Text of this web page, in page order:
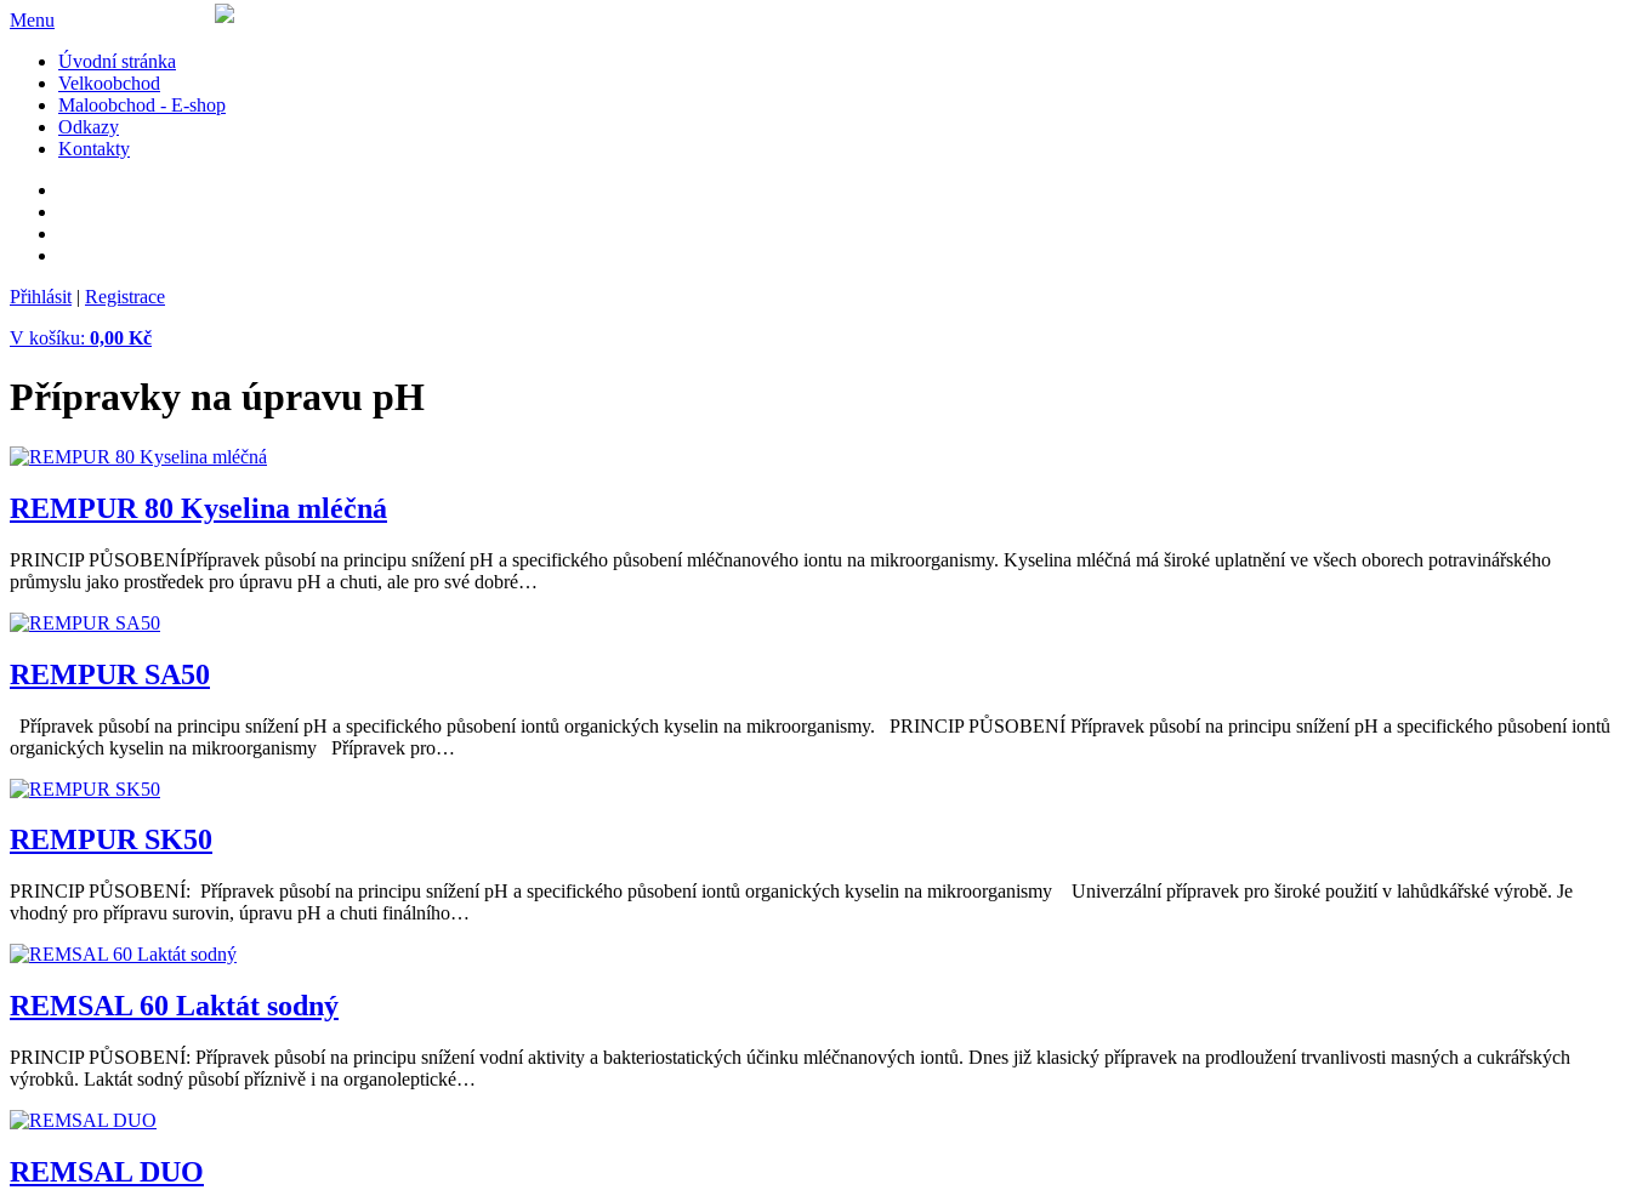
Menu
Úvodní stránka
Velkoobchod
Maloobchod - E-shop
Odkazy
Kontakty
Přihlásit | Registrace
V košíku: 0,00 Kč
Přípravky na úpravu pH
REMPUR 80 Kyselina mléčná
PRINCIP PŮSOBENÍPřípravek působí na principu snížení pH a specifického působení mléčnanového iontu na mikroorganismy. Kyselina mléčná má široké uplatnění ve všech oborech potravinářského
průmyslu jako prostředek pro úpravu pH a chuti, ale pro své dobré…
REMPUR SA50
Přípravek působí na principu snížení pH a specifického působení iontů organických kyselin na mikroorganismy. PRINCIP PŮSOBENÍ Přípravek působí na principu snížení pH a specifického působení iontů
organických kyselin na mikroorganismy Přípravek pro…
REMPUR SK50
PRINCIP PŮSOBENÍ: Přípravek působí na principu snížení pH a specifického působení iontů organických kyselin na mikroorganismy Univerzální přípravek pro široké použití v lahůdkářské výrobě. Je
vhodný pro přípravu surovin, úpravu pH a chuti finálního…
REMSAL 60 Laktát sodný
PRINCIP PŮSOBENÍ: Přípravek působí na principu snížení vodní aktivity a bakteriostatických účinku mléčnanových iontů. Dnes již klasický přípravek na prodloužení trvanlivosti masných a cukrářských
výrobků. Laktát sodný působí příznivě i na organoleptické…
REMSAL DUO